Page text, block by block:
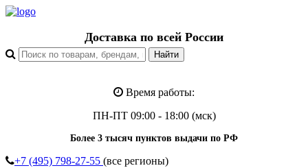
Доставка по всей России
Время работы:
ПН-ПТ 09:00 - 18:00 (мск)
Более 3 тысяч пунктов выдачи по РФ
+7 (495) 798-27-55 (все регионы)